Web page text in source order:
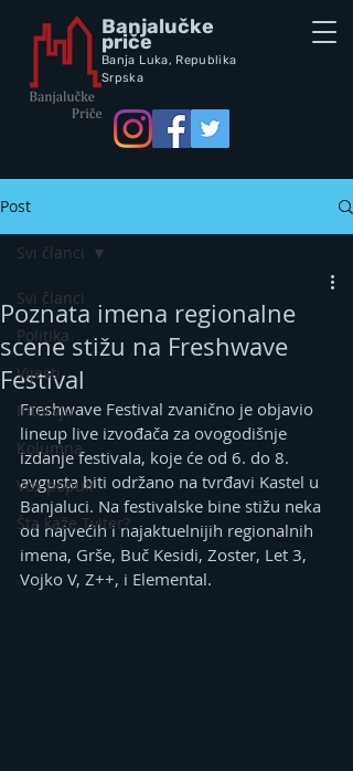
Banjalučke
priče
Banja Luka, Republika
Srpska
Post
Svi članci
Politika
Vijesti
Intervju
Kolumna
Vox populi
Šta kaže Tviter?
Svi članci
Poznata imena regionalne
scene stižu na Freshwave
Festival
Freshwave Festival zvanično je objavio
lineup live izvođača za ovogodišnje
izdanje festivala, koje će od 6. do 8.
avgusta biti održano na tvrđavi Kastel u
Banjaluci. Na festivalske bine stižu neka
od najvećih i najaktuelnijih regionalnih
imena, Grše, Buč Kesidi, Zoster, Let 3,
Vojko V, Z++, i Elemental.